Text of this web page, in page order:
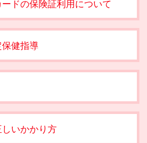
ドの保険証利用について
健指導
いかかり方